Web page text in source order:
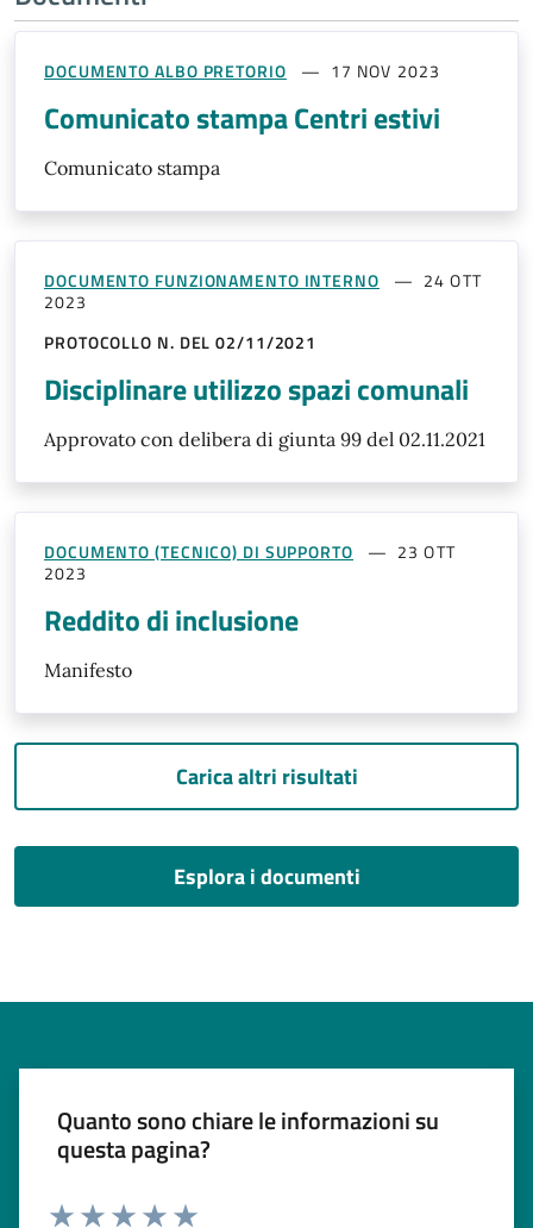
DOCUMENTO ALBO PRETORIO 17 NOV 2023
Comunicato stampa Centri estivi
Comunicato stampa
DOCUMENTO FUNZIONAMENTO INTERNO
24 OTT
2023
PROTOCOLLO N. DEL 02/11/2021
Disciplinare utilizzo spazi comunali
Approvato con delibera di giunta 99 del 02.11.2021
DOCUMENTO (TECNICO) DI SUPPORTO
23 OTT
2023
Reddito di inclusione
Manifesto
Carica altri risultati
Esplora i documenti
Quanto sono chiare le informazioni su
questa pagina?